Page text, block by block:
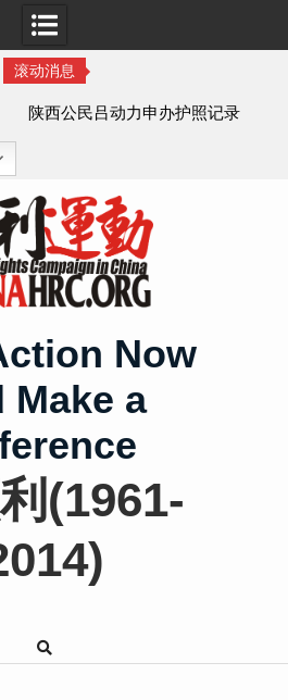
滚动消息
吕动力申办护照记录
Now
Make a
(1961-